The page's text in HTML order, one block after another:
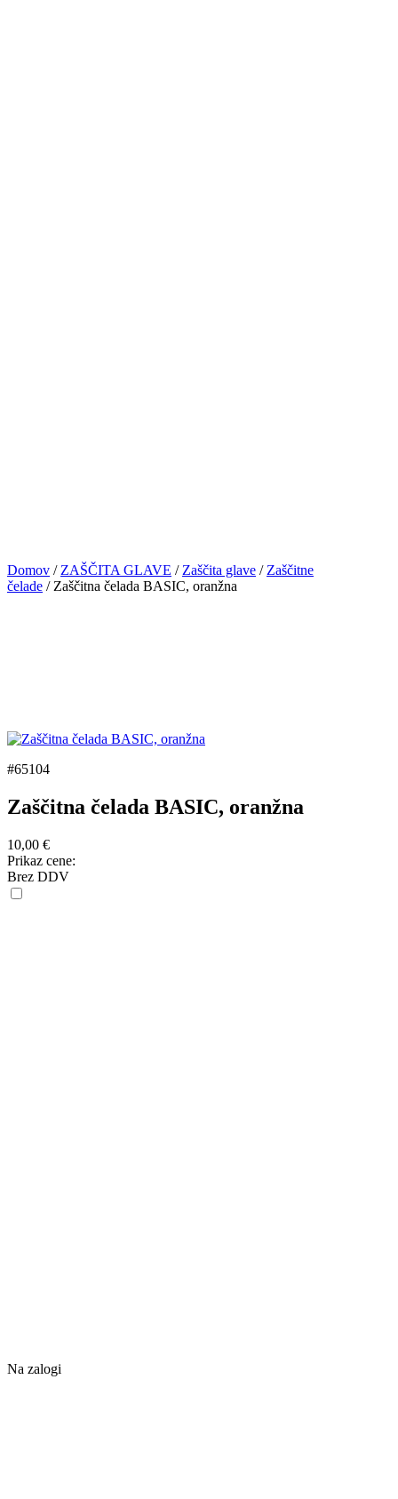
Domov / ZAŠČITA GLAVE / Zaščita glave / Zaščitne
čelade / Zaščitna čelada BASIC, oranžna
#65104
Zaščitna čelada BASIC, oranžna
10,00 €
Prikaz cene:
Brez DDV
Na zalogi